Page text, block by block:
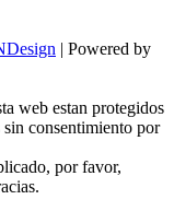
| Powered by
web estan protegidos
sin consentimiento por
por favor,